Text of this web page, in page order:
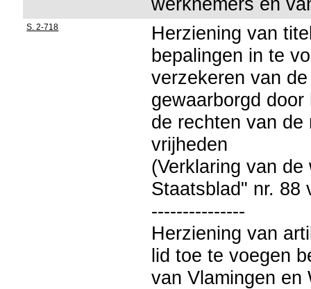
S. 2-718
Herziening van
bepalingen in te
verzekeren van
gewaarborgd
de rechten van de
vrijheden
(Verklaring van
Staatsblad" nr. 88
---------------
Herziening van
lid toe te voegen
van Vlamingen en